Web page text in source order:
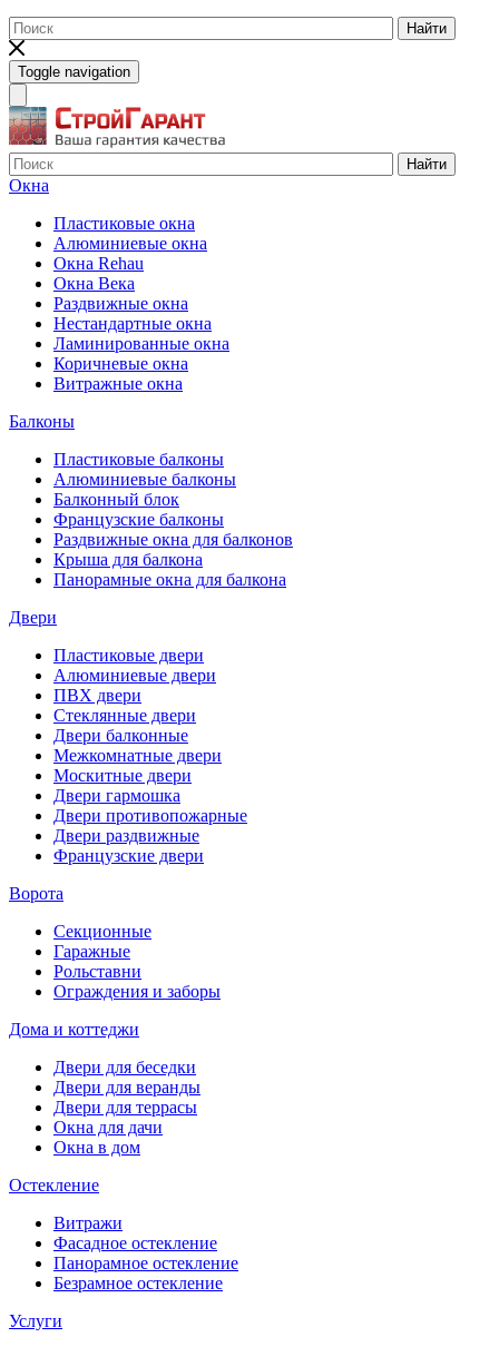
Найти
Toggle navigation
Найти
Окна
Пластиковые окна
Алюминиевые окна
Окна Rehau
Окна Века
Раздвижные окна
Нестандартные окна
Ламинированные окна
Коричневые окна
Витражные окна
Балконы
Пластиковые балконы
Алюминиевые балконы
Балконный блок
Французские балконы
Раздвижные окна для балконов
Крыша для балкона
Панорамные окна для балкона
Двери
Пластиковые двери
Алюминиевые двери
ПВХ двери
Стеклянные двери
Двери балконные
Межкомнатные двери
Москитные двери
Двери гармошка
Двери противопожарные
Двери раздвижные
Французские двери
Ворота
Секционные
Гаражные
Рольставни
Ограждения и заборы
Дома и коттеджи
Двери для беседки
Двери для веранды
Двери для террасы
Окна для дачи
Окна в дом
Остекление
Витражи
Фасадное остекление
Панорамное остекление
Безрамное остекление
Услуги